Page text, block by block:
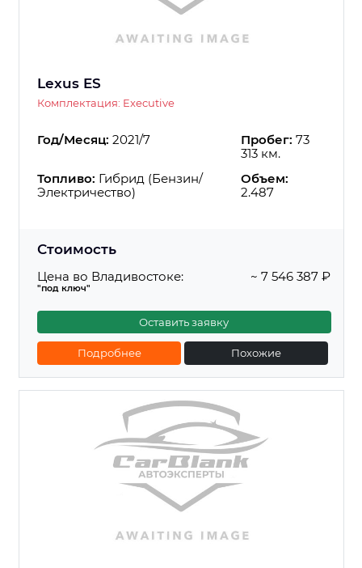
Lexus ES
Комплектация: Executive
Год/Месяц: 2021/7 Пробег: 73
313 км.
Топливо: Гибрид (Бензин/
Электричество)
Объем:
2.487
Стоимость
Цена во Владивостоке:
"под ключ"
~ 7 546 387 ₽
Оставить заявку
Подробнее Похожие